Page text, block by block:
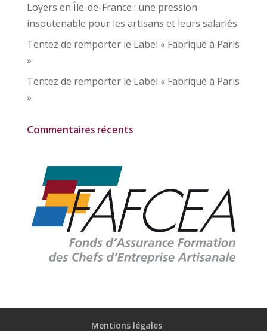
Loyers en Île-de-France : une pression
insoutenable pour les artisans et leurs salariés
Tentez de remporter le Label « Fabriqué à Paris
»
Tentez de remporter le Label « Fabriqué à Paris
»
Commentaires récents
Mentions légales